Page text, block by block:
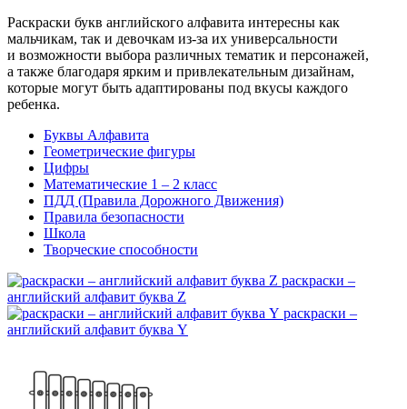
Раскраски букв английского алфавита интересны как
мальчикам, так и девочкам из-за их универсальности
и возможности выбора различных тематик и персонажей,
а также благодаря ярким и привлекательным дизайнам,
которые могут быть адаптированы под вкусы каждого
ребенка.
Буквы Алфавита
Геометрические фигуры
Цифры
Математические 1 – 2 класс
ПДД (Правила Дорожного Движения)
Правила безопасности
Школа
Творческие способности
раскраски –
английский алфавит буква Z
раскраски –
английский алфавит буква Y